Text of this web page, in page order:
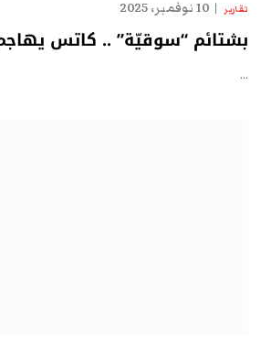
تقارير 10 نوفمبر، 2025
بشتائم “سوقيّة” .. كاتس
…